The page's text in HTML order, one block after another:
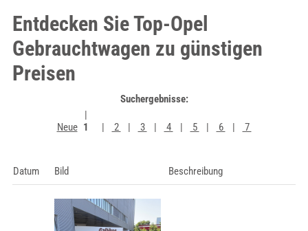
Entdecken Sie Top-Opel
Gebrauchtwagen zu günstigen
Preisen
Suchergebnisse:
Neue 1 2 3 4 5 6 7
Datum Bild Beschreibung